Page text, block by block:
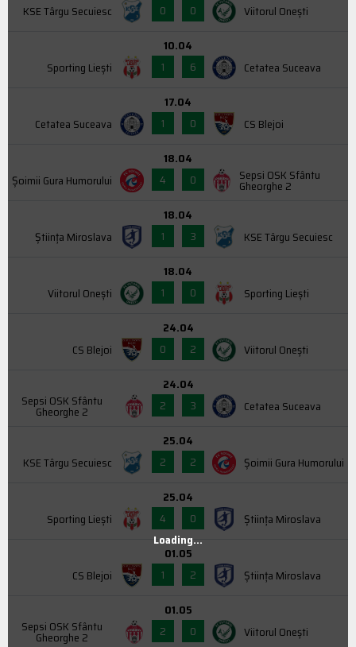
KSE Târgu Secuiesc
0
0 Viitorul Onești
Sporting Liești
10.04
1
6 Cetatea Suceava
Cetatea Suceava
17.04
1
0 CS Blejoi
Şoimii Gura Humorului
18.04
4
0 Sepsi OSK Sfântu
Gheorghe 2
Știința Miroslava
18.04
1
3 KSE Târgu Secuiesc
Viitorul Onești
18.04
1
0 Sporting Liești
CS Blejoi
24.04
0
2 Viitorul Onești
Sepsi OSK Sfântu
Gheorghe 2
24.04
2
3 Cetatea Suceava
KSE Târgu Secuiesc
25.04
2
2 Şoimii Gura Humorului
Sporting Liești
25.04
4
0 Știința Miroslava
CS Blejoi
01.05
1
2 Știința Miroslava
Sepsi OSK Sfântu
Gheorghe 2
01.05
2
0 Viitorul Onești
Loading...